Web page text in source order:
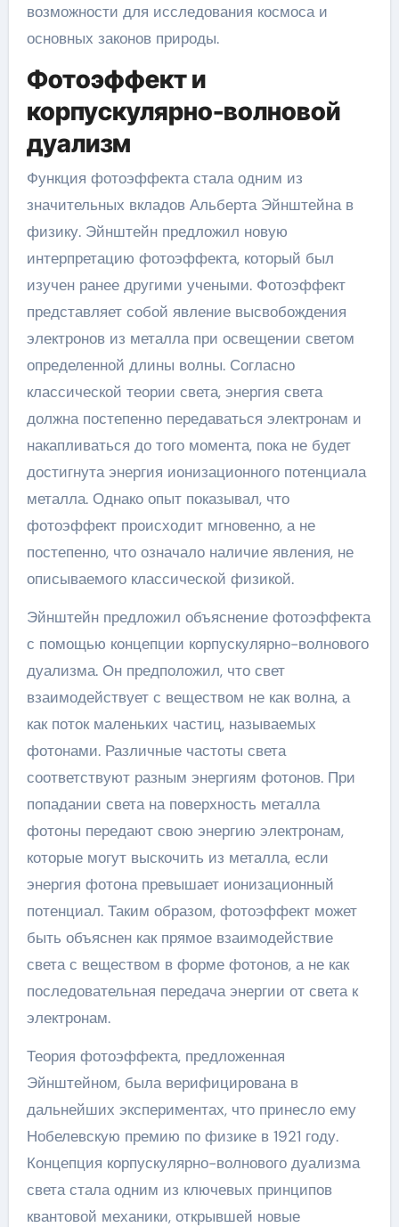
возможности для исследования космоса и
основных законов природы.
Фотоэффект и
корпускулярно-волновой
дуализм
Функция фотоэффекта стала одним из
значительных вкладов Альберта Эйнштейна в
физику. Эйнштейн предложил новую
интерпретацию фотоэффекта, который был
изучен ранее другими учеными. Фотоэффект
представляет собой явление высвобождения
электронов из металла при освещении светом
определенной длины волны. Согласно
классической теории света, энергия света
должна постепенно передаваться электронам и
накапливаться до того момента, пока не будет
достигнута энергия ионизационного потенциала
металла. Однако опыт показывал, что
фотоэффект происходит мгновенно, а не
постепенно, что означало наличие явления, не
описываемого классической физикой.
Эйнштейн предложил объяснение фотоэффекта
с помощью концепции корпускулярно-волнового
дуализма. Он предположил, что свет
взаимодействует с веществом не как волна, а
как поток маленьких частиц, называемых
фотонами. Различные частоты света
соответствуют разным энергиям фотонов. При
попадании света на поверхность металла
фотоны передают свою энергию электронам,
которые могут выскочить из металла, если
энергия фотона превышает ионизационный
потенциал. Таким образом, фотоэффект может
быть объяснен как прямое взаимодействие
света с веществом в форме фотонов, а не как
последовательная передача энергии от света к
электронам.
Теория фотоэффекта, предложенная
Эйнштейном, была верифицирована в
дальнейших экспериментах, что принесло ему
Нобелевскую премию по физике в 1921 году.
Концепция корпускулярно-волнового дуализма
света стала одним из ключевых принципов
квантовой механики, открывшей новые